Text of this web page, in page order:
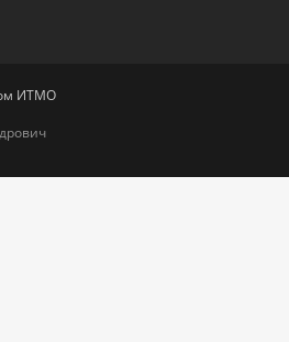
ИТМО